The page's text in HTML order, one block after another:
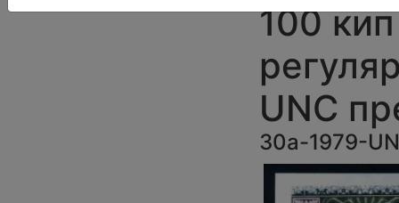
100
UNC
30a-1979-